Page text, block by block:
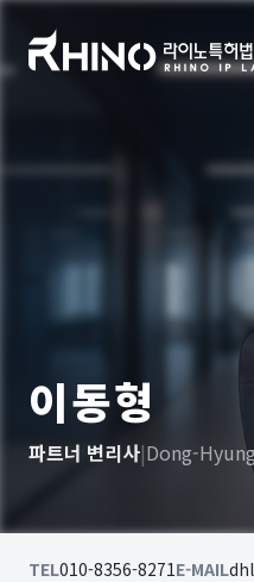
이동형
파트너 변리사|Dong-
TEL010-8356-8271E-MAIL